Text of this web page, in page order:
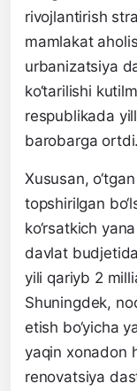
rivojlantirish
mamlakat
urbanizatsiya
ko‘tarilishi
respublikada
barobarga ortdi.
Xususan,
topshirilgan
ko‘rsatkich
davlat
yili qariyb 2
Shuningdek,
etish bo‘yicha
yaqin xonadon
renovatsiya